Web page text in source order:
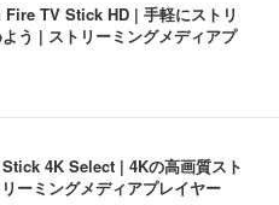
Fire TV Stick HD | 手軽にストリ
う | ストリーミングメディアプ
4K Select | 4Kの高画質スト
ーミングメディアプレイヤー